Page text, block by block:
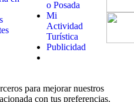
o Posada
Mi
Actividad
Turística
Publicidad
para mejorar nuestros
con tus preferencias.